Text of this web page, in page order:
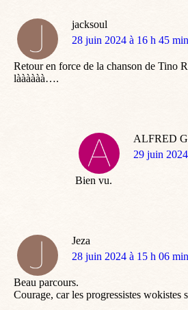
jacksoul
dit
28 juin 2024 à 16 h 45 min
Retour en force de la chanson de Tino
làààààà….
ALFRED
dit
29 juin
Bien vu.
Jeza
dit
28 juin 2024 à 15 h 06 min
Beau parcours.
Courage, car les progressistes wokistes